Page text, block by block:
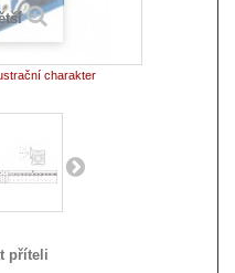
charakter
příteli